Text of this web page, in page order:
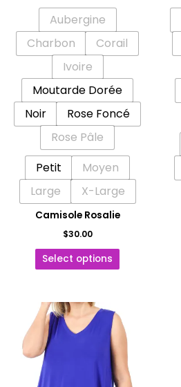
Aubergine
Charbon
Corail
Ivoire
Moutarde Dorée
Noir
Rose Foncé
Rose Pâle
Petit
Moyen
Large
X-Large
Camisole Rosalie
$30.00
Select options
sur
la
du
produit
produit
variations.